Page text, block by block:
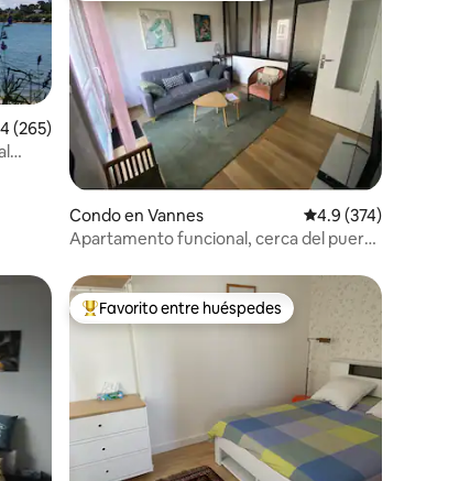
promedio: 4.84 de 5, 265 reseñas
(265)
Condo en Vannes Calificación
4.9 (374)
Apartamento funcional, cerca del puerto
Favorito entre huéspedes preferido
Favorito entre huéspedes